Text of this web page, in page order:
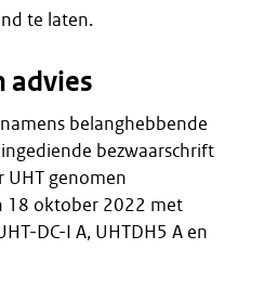
te laten.
advies
belanghebbende
bezwaarschrift
UHT genomen
18 oktober 2022 met
DC-I A, UHTDH5 A en